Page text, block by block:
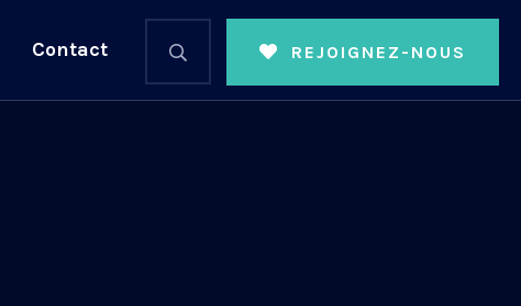
Contact REJOIGNEZ-NOUS